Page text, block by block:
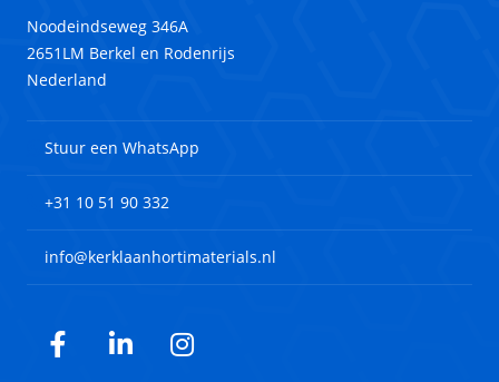
Noodeindseweg 346A
2651LM Berkel en Rodenrijs
Nederland
Stuur een WhatsApp
+31 10 51 90 332
info@kerklaanhortimaterials.nl
Facebook
LinkedInInstagram